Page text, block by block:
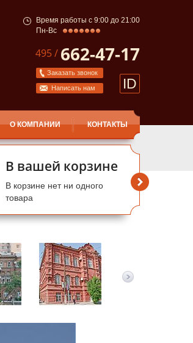
Время работы с 9:00 до 21:00
Пн-Вс
495 / 662-47-17
Заказать звонок
Написать нам ID
О КОМПАНИИ КОНТАКТЫ
В вашей корзине
В корзине нет ни одного
товара